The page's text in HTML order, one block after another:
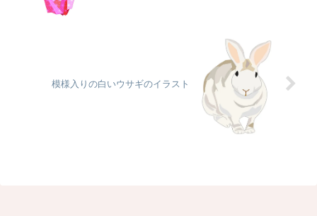
模様入りの白いウサギのイラスト